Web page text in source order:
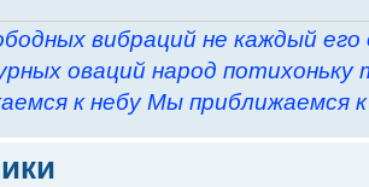
вибраций не каждый его
оваций народ потихоньку
к небу Мы приближаемся к